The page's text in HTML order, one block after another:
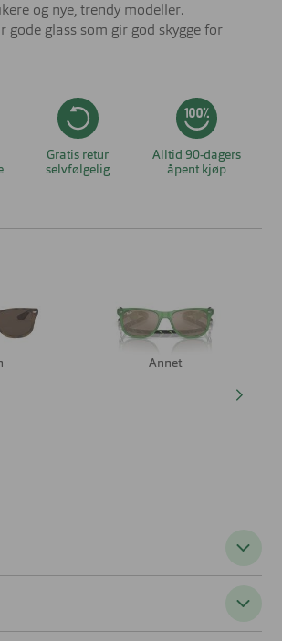
og nye, trendy modeller.
gode glass som gir god skygge for
Gratis retur
selvfølgelig
Alltid 90-dagers
åpent kjøp
Annet